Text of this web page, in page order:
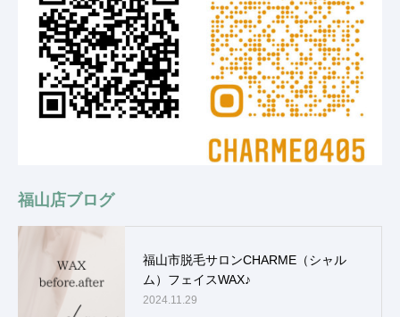
福山店ブログ
福山市脱毛サロンCHARME（シャル
ム）フェイスWAX♪
2024.11.29